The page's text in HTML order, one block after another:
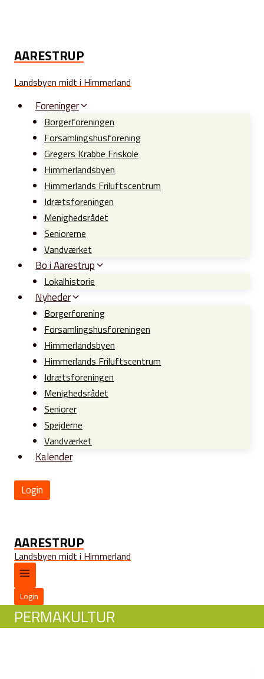
AARESTRUP
Landsbyen midt i Himmerland
Foreninger
Borgerforeningen
Forsamlingshusforening
Gregers Krabbe Friskole
Himmerlandsbyen
Himmerlands Friluftscentrum
Idrætsforeningen
Menighedsrådet
Seniorerne
Vandværket
Bo i Aarestrup
Lokalhistorie
Nyheder
Borgerforening
Forsamlingshusforeningen
Himmerlandsbyen
Himmerlands Friluftscentrum
Idrætsforeningen
Menighedsrådet
Seniorer
Spejderne
Vandværket
Kalender
Login
AARESTRUP
Landsbyen midt i Himmerland
Login
PERMAKULTUR